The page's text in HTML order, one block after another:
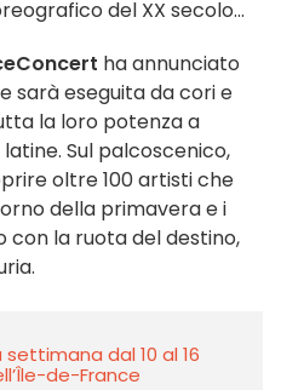
del XX secolo...
ha annunciato
sarà eseguita da cori e
la loro potenza a
Sul palcoscenico,
oltre 100 artisti che
della primavera e i
con la ruota del destino,
dal 10 al 16
de-France